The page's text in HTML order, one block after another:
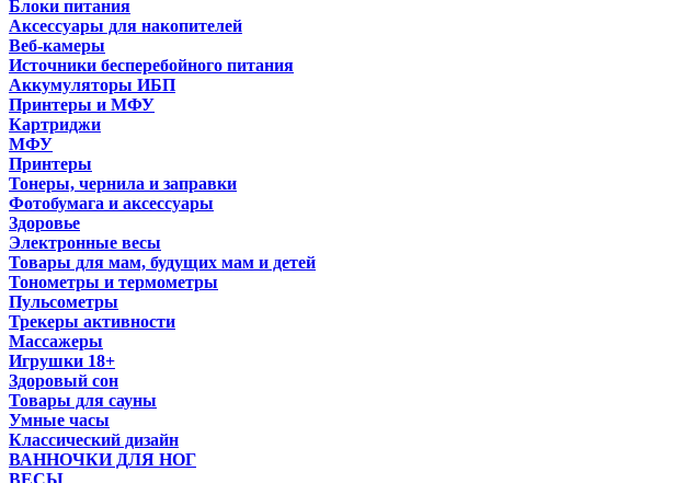
Блоки питания
Аксессуары для накопителей
Веб-камеры
Источники бесперебойного питания
Аккумуляторы ИБП
Принтеры и МФУ
Картриджи
МФУ
Принтеры
Тонеры, чернила и заправки
Фотобумага и аксессуары
Здоровье
Электронные весы
Товары для мам, будущих мам и детей
Тонометры и термометры
Пульсометры
Трекеры активности
Массажеры
Игрушки 18+
Здоровый сон
Товары для сауны
Умные часы
Классический дизайн
ВАННОЧКИ ДЛЯ НОГ
ВЕСЫ